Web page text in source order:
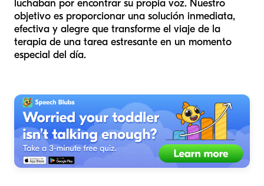
luchaban por encontrar su propia voz. Nuestro
objetivo es proporcionar una solución inmediata,
efectiva y alegre que transforme el viaje de la
terapia de una tarea estresante en un momento
especial del día.